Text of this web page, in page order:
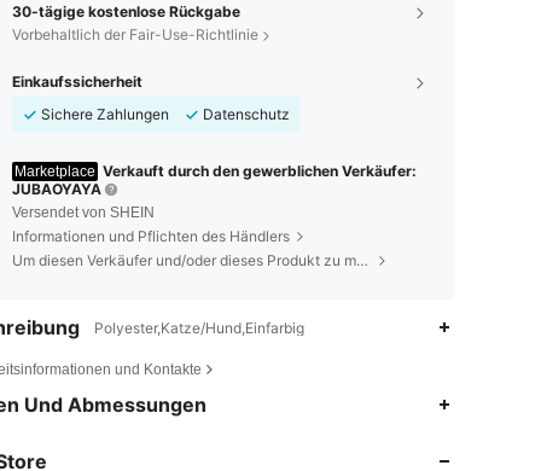
30-tägige kostenlose Rückgabe
Vorbehaltlich der Fair-Use-Richtlinie
Einkaufssicherheit
Sichere Zahlungen
Datenschutz
Marketplace Verkauft durch den gewerblichen Verkäufer:
JUBAOYAYA
Versendet von SHEIN
Informationen und Pflichten des Händlers
Um diesen Verkäufer und/oder dieses Produkt zu melden
Polyester,Katze/Hund,Einfarbig
und Kontakte
Und Abmessungen
4,86 3
4,86